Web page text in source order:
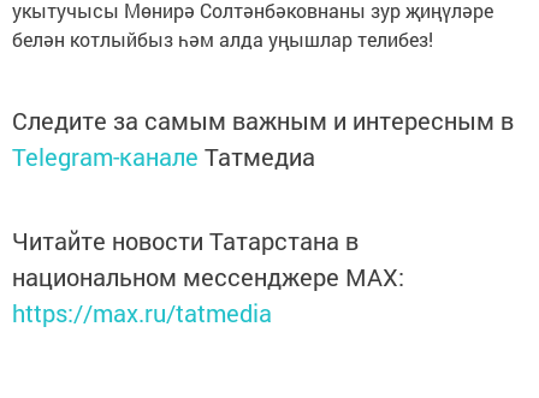
укытучысы Мөнирә Солтәнбәковнаны зур җиңүләре
белән котлыйбыз һәм алда уңышлар телибез!
Следите за самым важным и интересным в
Telegram-канале Татмедиа
Читайте новости Татарстана в
национальном мессенджере MАХ:
https://max.ru/tatmedia